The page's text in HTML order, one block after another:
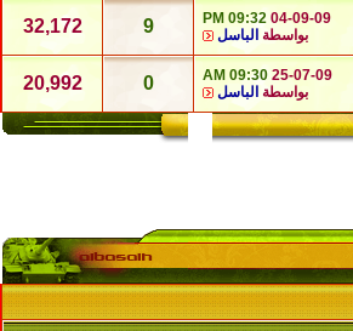
04-09-09
09:32 PM
بواسطة الباسل 9
32,172
25-07-09
09:30 AM
بواسطة الباسل 0
20,992